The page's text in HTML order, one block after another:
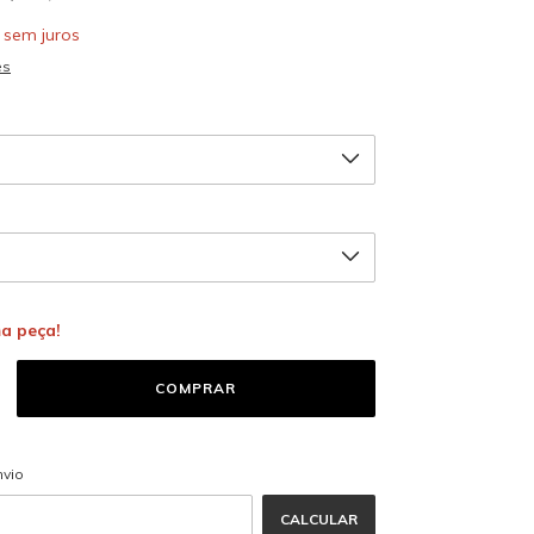
sem juros
peça!
CALCULAR